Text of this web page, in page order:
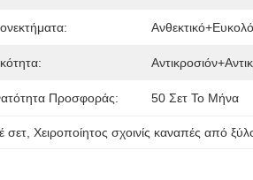
Ανθεκτικό+Ευκολό
Προσφοράς: 50 Σετ Το Μήνα
σετ, Χειροποίητος σχοινίς καναπές από